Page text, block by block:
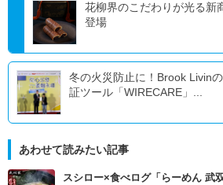
花柳界のこだわりが光る新
登場
冬の火災防止に！Brook Livin
証ツール「WIRECARE」...
あわせて読みたい記事
スシロー×食べログ「らーめん 武